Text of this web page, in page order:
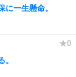
一生懸命。